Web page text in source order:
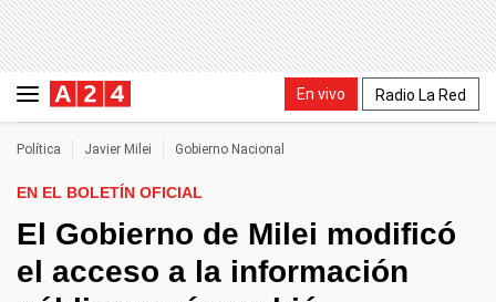
En vivo Radio La Red
Política Javier Milei Gobierno Nacional
EN EL BOLETÍN OFICIAL
El Gobierno de Milei modificó
el acceso a la información